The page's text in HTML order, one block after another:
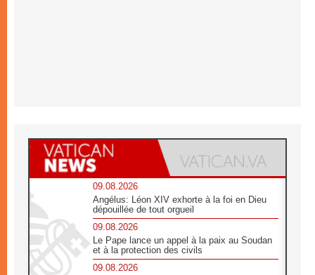
09.08.2026
Angélus: Léon XIV exhorte à la foi en Dieu
dépouillée de tout orgueil
09.08.2026
Le Pape lance un appel à la paix au Soudan
et à la protection des civils
09.08.2026